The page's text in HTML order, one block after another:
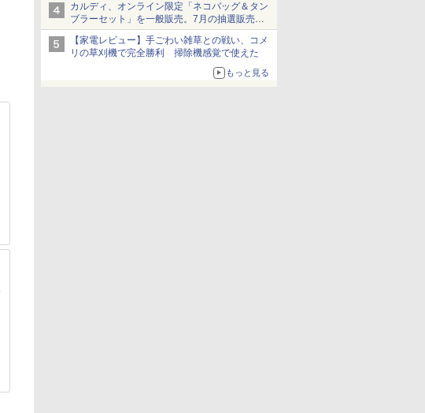
カルディ、オンライン限定「ネコバッグ＆タン
ブラーセット」を一般販売。7月の抽選販売の
当選無効分
【家電レビュー】手ごわい雑草との戦い、コメ
リの草刈機で完全勝利 掃除機感覚で使えた
もっと見る